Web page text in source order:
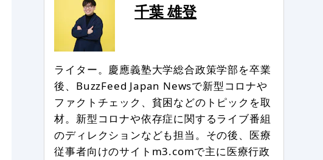
千葉 雄登
ライター。慶應義塾大学総合政策学部を卒業
後、BuzzFeed Japan Newsで新型コロナや
ファクトチェック、貧困などのトピックを取
材。新型コロナや依存症に関するライブ番組
のディレクションなども担当。その後、医療
従事者向けのサイトm3.comで主に医療行政